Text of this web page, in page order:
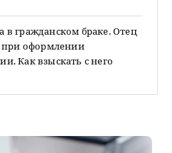
в гражданском браке. Отец
при оформлении
Как взыскать с него